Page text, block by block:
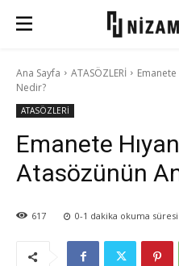
Ana Sayfa ATASÖZLERİ
Nedir?
ATASÖZLERİ
Emanete
Atasözünün
617 0-1 dakika okuma süresi